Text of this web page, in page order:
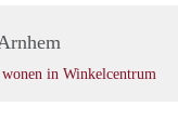
in Winkelcentrum